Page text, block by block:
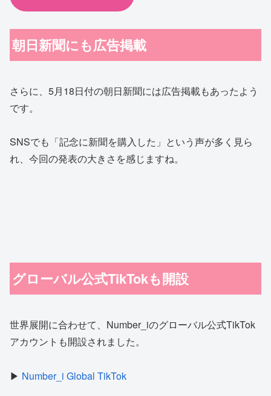
朝日新聞にも広告掲載
さらに、5月18日付の朝日新聞には広告掲載もあったよう
です。
SNSでも「記念に新聞を購入した」という声が多く見ら
れ、今回の発表の大きさを感じますね。
グローバル公式TikTokも開設
世界展開に合わせて、Number_iのグローバル公式TikTok
アカウントも開設されました。
▶︎ Number_i Global TikTok